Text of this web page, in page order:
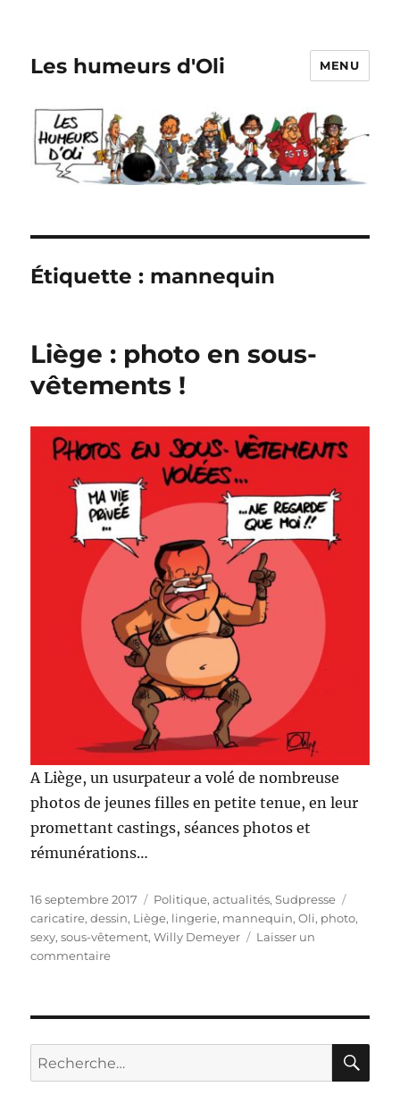
Les humeurs d'Oli MENU
Étiquette : mannequin
Liège : photo en sous-
vêtements !
A Liège, un usurpateur a volé de nombreuse
photos de jeunes filles en petite tenue, en leur
promettant castings, séances photos et
rémunérations…
Publié
le
16 septembre 2017 Catégories
Politique, actualités,Sudpresse
caricatire,dessin, Liège, lingerie, mannequin,Oli, photo,
sexy,sous-vêtement,Willy Demeyer
Laisser un
commentairesur
sous-
vêtements
!
Recherche
pour :